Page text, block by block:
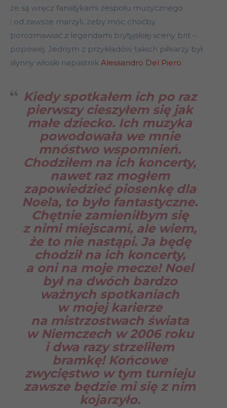
że są wręcz fanatykami zespołu muzycznego
i od zawsze marzyli, żeby móc choćby
porozmawiać z legendami brytyjskiej sceny brit –
popowej. Jednym z przykładów takich piłkarzy był
słynny włoski napastnik Alessandro Del Piero:
Kiedy spotkałem ich po raz
pierwszy cieszyłem się jak
małe dziecko. Ich muzyka
powodowała we mnie
mnóstwo wspomnień.
Chodziłem na ich koncerty,
nawet raz mogłem
zapowiedzieć piosenkę dla
Noela, to było fantastyczne.
Chętnie zamieniłbym się
z nimi miejscami, ale wiem,
że to nie nastąpi. Ja będę
chodził na ich koncerty,
a oni na moje mecze! Noel
był na dwóch bardzo
ważnych spotkaniach
w mojej karierze
na mistrzostwach świata
w Niemczech w 2006 roku
i dwa razy strzeliłem
bramkę! Końcowe
zwycięstwo w tym turnieju
zawsze będzie mi się z nim
kojarzyło.